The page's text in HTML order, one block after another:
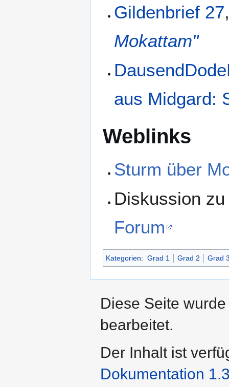
Gildenbrief 27
Mokattam"
aus Midgard:
Weblinks
Sturm über
Diskussion
Forum
Kategorien: Grad 1 Grad 2 Grad
Diese Seite
bearbeitet.
Der Inhalt ist
Dokumentation